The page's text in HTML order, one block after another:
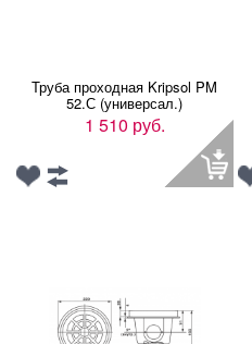
Труба проходная Kripsol PM
52.С (универсал.)
1 510 руб.